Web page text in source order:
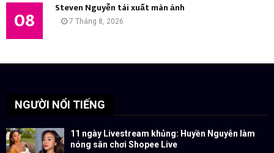
08 Steven Nguyễn tái xuất màn ảnh
7 Tháng 8, 2026
NGƯỜI NỔI TIẾNG
11 ngày Livestream khủng: Huyền Nguyễn làm
nóng sân chơi Shopee Live